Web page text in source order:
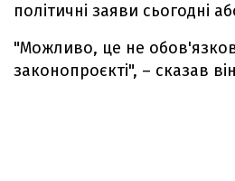
політичні заяви сьогодні
"Можливо, це не
законопроєкті", – сказав